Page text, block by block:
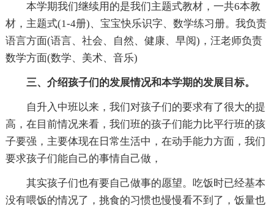
本学期我们继续用的是我们主题式教材，一共6本教
材，主题式(1-4册)、宝宝快乐识字、数学练习册。我负责
语言方面(语言、社会、自然、健康、早阅)，汪老师负责
数学方面(数学、美术、音乐)
三、介绍孩子们的发展情况和本学期的发展目标。
自升入中班以来，我们对孩子们的要求有了很大的提
高，在目前情况来看，我们班的孩子们能力比平行班的孩
子要强，主要体现在日常生活中，在动手能力方面，我们
要求孩子们能自己的事情自己做，
其实孩子们也有要自己做事的愿望。吃饭时已经基本
没有喂饭的情况了，挑食的习惯也慢慢看不到了，饭量也